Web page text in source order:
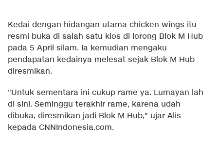
Kedai dengan hidangan utama chicken wings itu
resmi buka di salah satu kios di lorong Blok M Hub
pada 5 April silam. Ia kemudian mengaku
pendapatan kedainya melesat sejak Blok M Hub
diresmikan.
"Untuk sementara ini cukup rame ya. Lumayan lah
di sini. Seminggu terakhir rame, karena udah
dibuka, diresmikan jadi Blok M Hub," ujar Alis
kepada CNNIndonesia.com.